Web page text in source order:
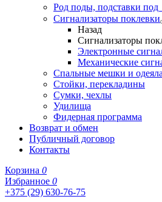
Род поды, подставки
Сигнализаторы поклевки
Назад
Сигнализаторы
Электронные
Механические
Спальные мешки и одеяла
Стойки, перекладины
Сумки, чехлы
Удилища
Фидерная программа
Возврат и обмен
Публичный договор
Контакты
Корзина 0
Избранное 0
+375 (29) 630-76-75